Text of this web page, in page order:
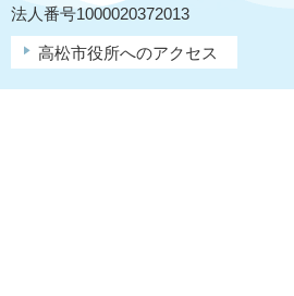
法人番号1000020372013
高松市役所へのアクセス